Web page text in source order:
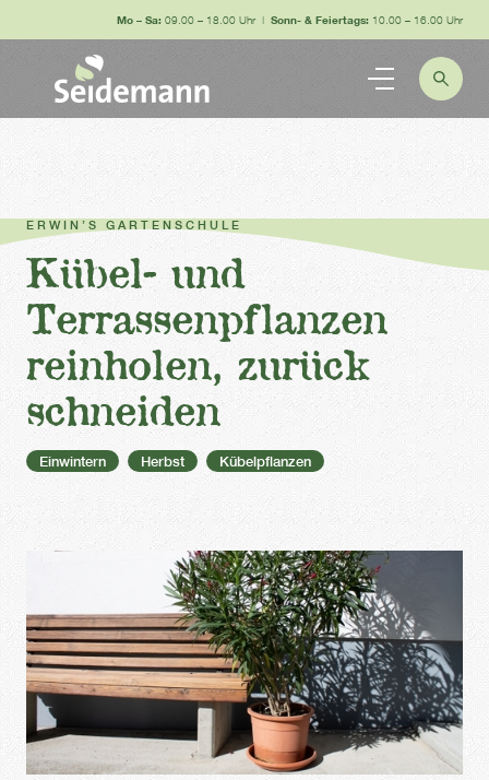
Mo – Sa: 09.00 – 18.00 Uhr | Sonn- & Feiertags: 10.00 – 16.00 Uhr
ERWIN’S GARTENSCHULE
Kübel- und
Terrassenpflanzen
reinholen, zurück
schneiden
Einwintern Herbst Kübelpflanzen